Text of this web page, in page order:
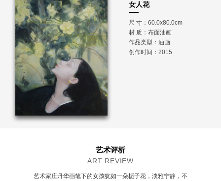
女人花
尺 寸：60.0x80.0cm
材 质： 布面油画
作品类型：油画
创作时间：2015
艺术评析
ART REVIEW
艺术家庄丹华画笔下的女孩犹如一朵栀子花，淡雅宁静，不